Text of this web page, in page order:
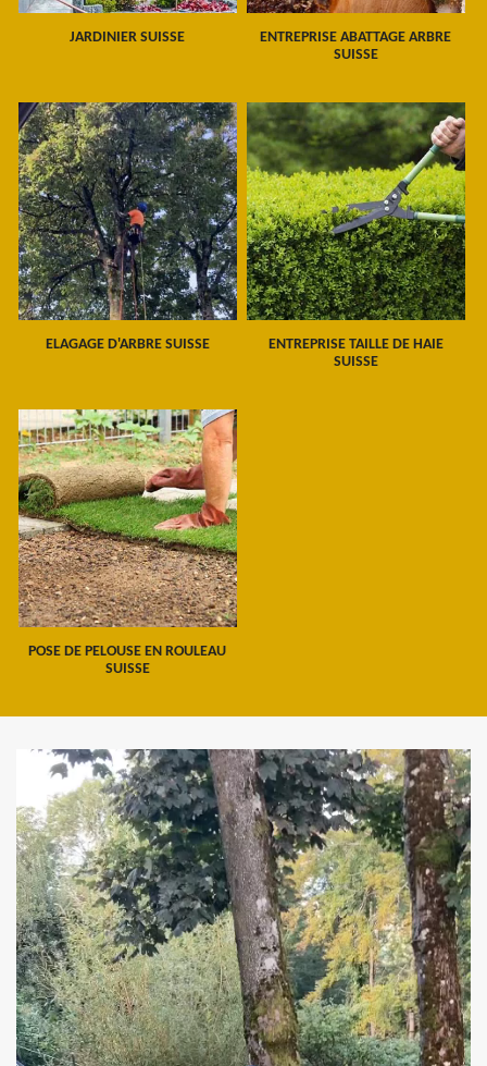
JARDINIER SUISSE
ENTREPRISE ABATTAGE ARBRE
SUISSE
ELAGAGE D'ARBRE SUISSE
ENTREPRISE TAILLE DE HAIE
SUISSE
POSE DE PELOUSE EN ROULEAU
SUISSE